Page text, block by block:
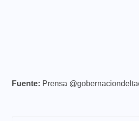
Fuente: Prensa